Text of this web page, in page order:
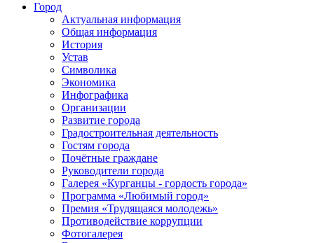
Город
Актуальная информация
Общая информация
История
Устав
Символика
Экономика
Инфографика
Организации
Развитие города
Градостроительная деятельность
Гостям города
Почётные граждане
Руководители города
Галерея «Курганцы - гордость города»
Программа «Любимый город»
Премия «Трудящаяся молодежь»
Противодействие коррупции
Фотогалерея